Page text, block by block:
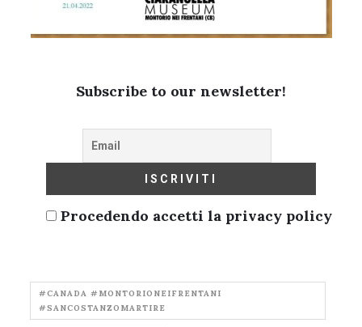
Subscribe to our newsletter!
Procedendo accetti la privacy policy
#CANADA #MONTORIONEIFRENTANI
#SANCOSTANZOMARTIRE